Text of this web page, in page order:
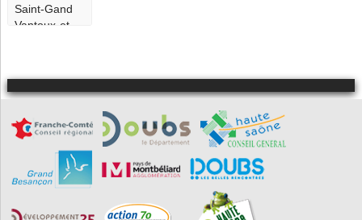
Saint-Gand
Vantoux-et-
Velleclaire
Vellefrange
Vellemoz
Velloreille-
lès-Choye
La Vernotte